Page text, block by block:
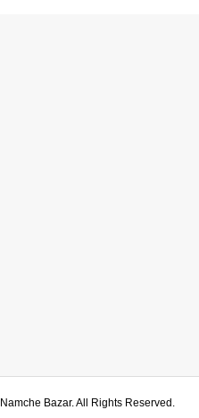
Namche Bazar. All Rights Reserved.